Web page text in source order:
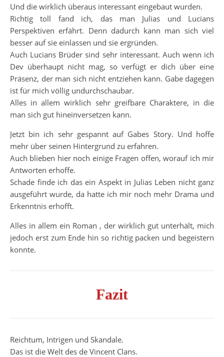
Und die wirklich überaus interessant eingebaut wurden.
Richtig toll fand ich, das man Julias und Lucians
Perspektiven erfährt. Denn dadurch kann man sich viel
besser auf sie einlassen und sie ergründen.
Auch Lucians Brüder sind sehr interessant. Auch wenn ich
Dev überhaupt nicht mag, so verfügt er dich über eine
Präsenz, der man sich nicht entziehen kann. Gabe dagegen
ist für mich völlig undurchschaubar.
Alles in allem wirklich sehr greifbare Charaktere, in die
man sich gut hineinversetzen kann.
Jetzt bin ich sehr gespannt auf Gabes Story. Und hoffe
mehr über seinen Hintergrund zu erfahren.
Auch blieben hier noch einige Fragen offen, worauf ich mir
Antworten erhoffe.
Schade finde ich das ein Aspekt in Julias Leben nicht ganz
ausgeführt wurde, da hatte ich mir noch mehr Drama und
Erkenntnis erhofft.
Alles in allem ein Roman , der wirklich gut unterhält, mich
jedoch erst zum Ende hin so richtig packen und begeistern
konnte.
Fazit
Reichtum, Intrigen und Skandale.
Das ist die Welt des de Vincent Clans.